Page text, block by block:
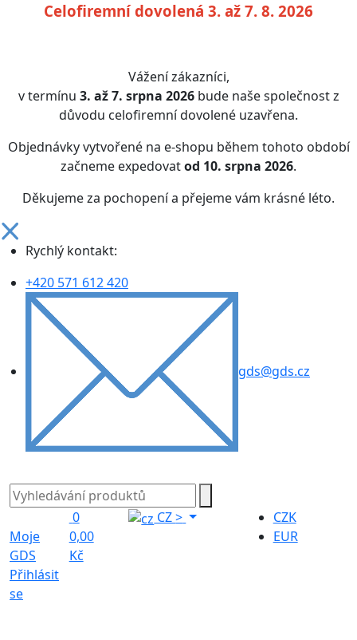
Celofiremní dovolená 3. až 7. 8. 2026
Vážení zákazníci,
v termínu 3. až 7. srpna 2026bude naše společnost z
důvodu celofiremní dovolené uzavřena.
Objednávky vytvořené na e-shopu během tohoto období
začneme expedovatod 10. srpna 2026.
Děkujeme za pochopení a přejeme vám krásné léto.
Rychlý kontakt:
+420 571 612 420
gds@gds.cz
Moje
GDS
Přihlásit
se
0
0,00
Kč
CZ>
CZK
EUR